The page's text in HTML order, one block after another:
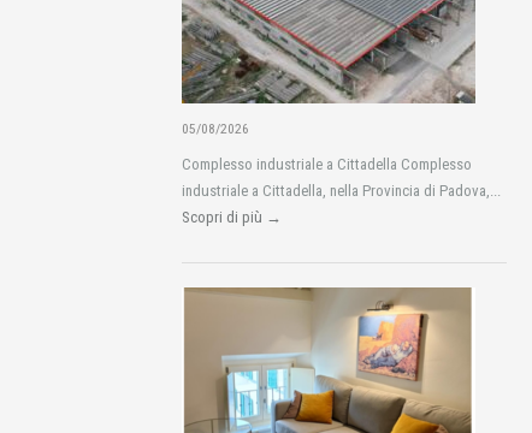
05/08/2026
Complesso industriale a Cittadella Complesso
industriale a Cittadella, nella Provincia di Padova,...
Scopri di più →